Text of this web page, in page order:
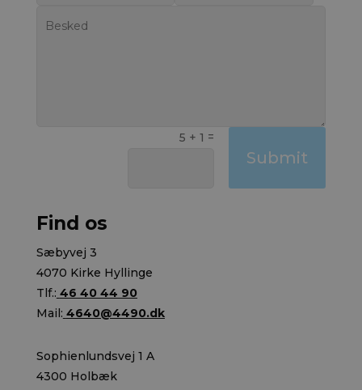
5 + 1 =
Submit
Find os
Sæbyvej 3
4070 Kirke Hyllinge
Tlf.: 46 40 44 90
Mail: 4640@4490.dk
Sophienlundsvej 1 A
4300 Holbæk